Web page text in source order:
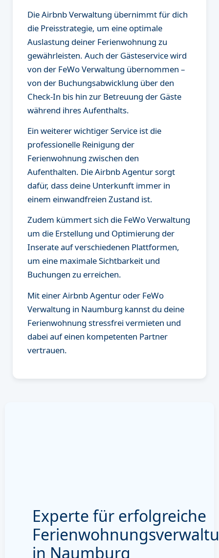
Die Airbnb Verwaltung übernimmt für dich
die Preisstrategie, um eine optimale
Auslastung deiner Ferienwohnung zu
gewährleisten. Auch der Gästeservice wird
von der FeWo Verwaltung übernommen –
von der Buchungsabwicklung über den
Check-In bis hin zur Betreuung der Gäste
während ihres Aufenthalts.
Ein weiterer wichtiger Service ist die
professionelle Reinigung der
Ferienwohnung zwischen den
Aufenthalten. Die Airbnb Agentur sorgt
dafür, dass deine Unterkunft immer in
einem einwandfreien Zustand ist.
Zudem kümmert sich die FeWo Verwaltung
um die Erstellung und Optimierung der
Inserate auf verschiedenen Plattformen,
um eine maximale Sichtbarkeit und
Buchungen zu erreichen.
Mit einer Airbnb Agentur oder FeWo
Verwaltung in Naumburg kannst du deine
Ferienwohnung stressfrei vermieten und
dabei auf einen kompetenten Partner
vertrauen.
Experte für erfolgreiche
in Naumburg